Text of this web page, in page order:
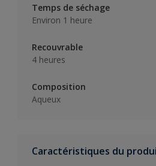
Temps de séchage
Environ 1 heure
Recouvrable
4 heures
Composition
Aqueux
Caractéristiques du